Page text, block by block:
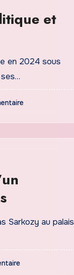
et
en 2024 sous
Sarkozy au palais